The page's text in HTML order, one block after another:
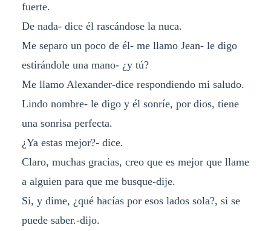
fuerte.
De nada- dice él rascándose la nuca.
Me separo un poco de él- me llamo Jean- le digo
estirándole una mano- ¿y tú?
Me llamo Alexander-dice respondiendo mi saludo.
Lindo nombre- le digo y él sonríe, por dios, tiene
una sonrisa perfecta.
¿Ya estas mejor?- dice.
Claro, muchas gracias, creo que es mejor que llame
a alguien para que me busque-dije.
Si, y dime, ¿qué hacías por esos lados sola?, si se
puede saber.-dijo.